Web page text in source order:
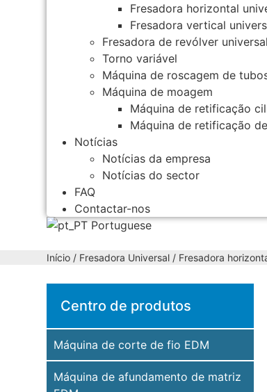
Fresadora horizontal
Fresadora vertical
Fresadora de revólver universal
Torno variável
Máquina de roscagem de
Máquina de moagem
Máquina de retificação
Máquina de retificação
Notícias
Notícias da empresa
Notícias do sector
FAQ
Contactar-nos
Portuguese
Início / Fresadora Universal / Fresadora
Centro de produtos
Máquina de corte de fio EDM
Máquina de afundamento de matriz